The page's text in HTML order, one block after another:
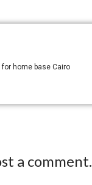
for home base Cairo
a comment.